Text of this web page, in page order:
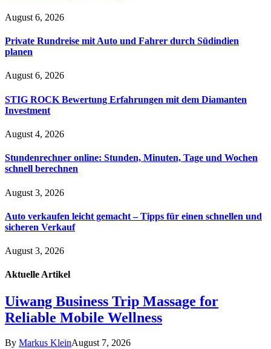
August 6, 2026
Private Rundreise mit Auto und Fahrer durch Südindien
planen
August 6, 2026
STIG ROCK Bewertung Erfahrungen mit dem Diamanten
Investment
August 4, 2026
Stundenrechner online: Stunden, Minuten, Tage und Wochen
schnell berechnen
August 3, 2026
Auto verkaufen leicht gemacht – Tipps für einen schnellen und
sicheren Verkauf
August 3, 2026
Aktuelle Artikel
Uiwang Business Trip Massage for
Reliable Mobile Wellness
By Markus KleinAugust 7, 2026